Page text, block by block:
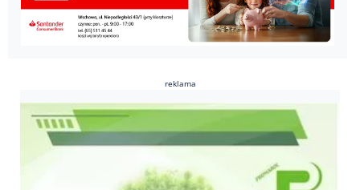
reklama